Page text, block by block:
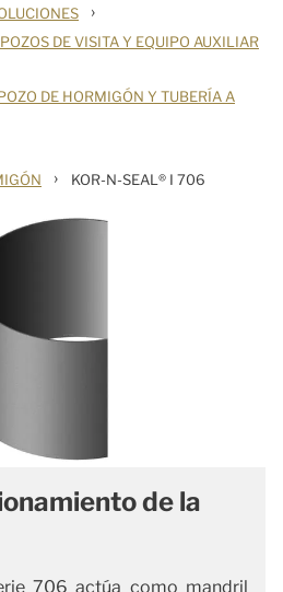
›
DE VISITA Y EQUIPO AUXILIAR
DE HORMIGÓN Y TUBERÍA A
› KOR-N-SEAL® I 706
de la
706 actúa como mandril